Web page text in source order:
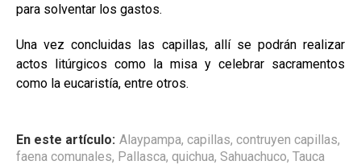
para solventar los gastos.
Una vez concluidas las capillas, allí se podrán realizar
actos litúrgicos como la misa y celebrar sacramentos
como la eucaristía, entre otros.
En este artículo: Alaypampa, capillas, contruyen capillas,
faena comunales, Pallasca, quichua, Sahuachuco, Tauca